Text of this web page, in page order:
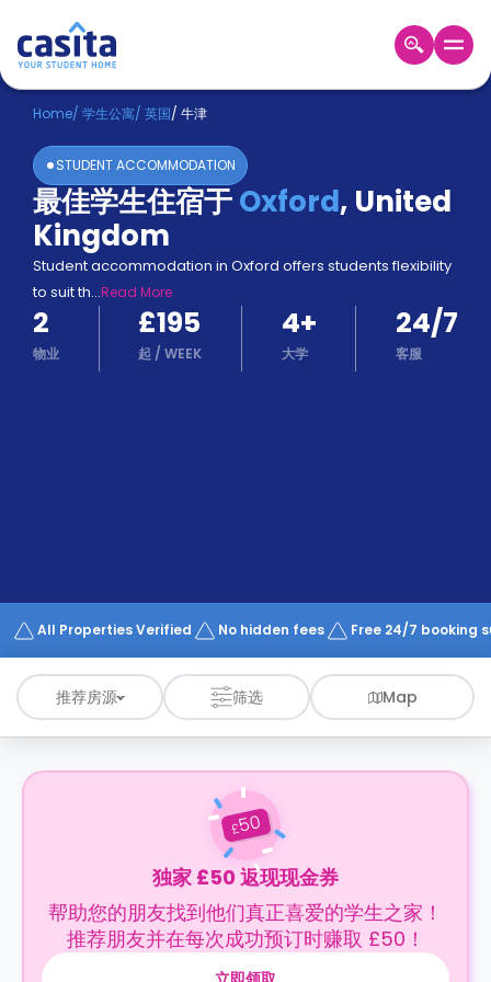
Home ZH GBP
登
入
Booking
Accommodation
About
Blog
Refer
And
Works
Home/ 学生公寓/ 英国/ 牛津
STUDENT ACCOMMODATION
最佳学生住宿于Oxford, United
Kingdom
Student accommodation in Oxford offers students flexibility
to suit th...Read More
2
物业
£195
起 /WEEK
4+
大学
24/7
客服
All Properties Verified No hidden fees Free 24/7 booking
推荐房源 筛选 Map
£50
独家 £50 返现现金券
帮助您的朋友找到他们真正喜爱的学生之家！
推荐朋友并在每次成功预订时赚取 £50！